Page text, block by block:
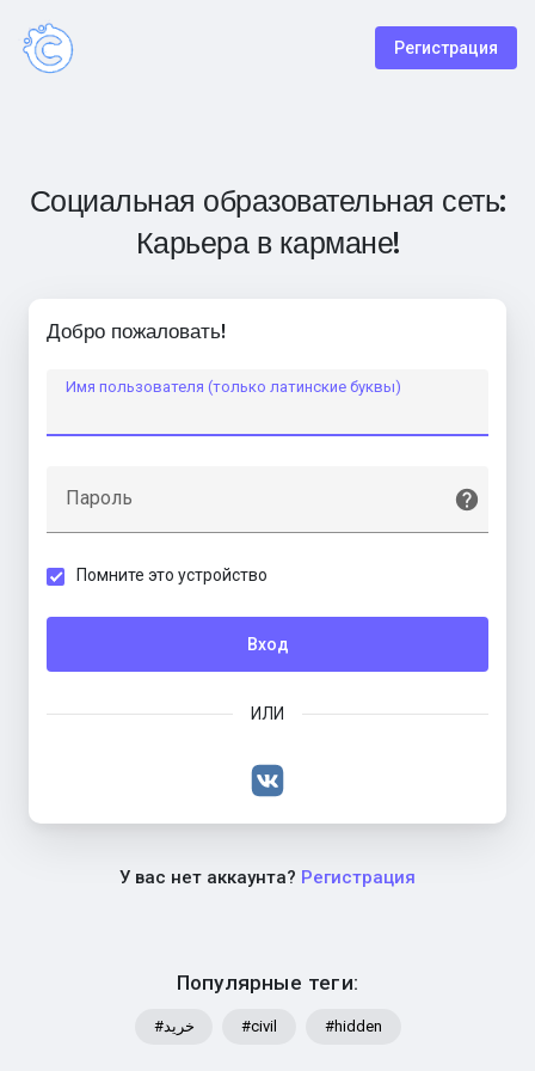
Регистрация
Социальная образовательная сеть:
Карьера в кармане!
Популярные теги:
#خرید #civil #hidden
Добро пожаловать!
Имя пользователя (только латинские буквы)
Пароль
Помните это устройство
Вход
ИЛИ
У вас нет аккаунта? Регистрация